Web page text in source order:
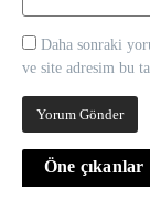
Daha sonraki
ve site adresim bu
Öne çıkanlar